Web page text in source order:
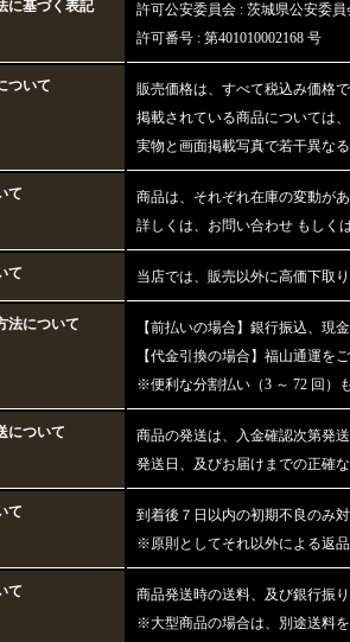
に基づく表記
許可公安委員会 : 茨城県公安委員
許可番号 : 第401010002168 号
ついて
販売価格は、すべて税込み価格
掲載されている商品については
実物と画面掲載写真で若干異な
て
商品は、それぞれ在庫の変動が
詳しくは、お問い合わせ もしく
て 当店では、販売以外に高価下取
法について
【前払いの場合】銀行振込、現
【代金引換の場合】福山通運を
※便利な分割払い（3 ～ 72 回）
について
商品の発送は、入金確認次第発
発送日、及びお届けまでの正確
て
到着後７日以内の初期不良のみ
※原則としてそれ以外による返
て
商品発送時の送料、及び銀行振
※大型商品の場合は、別途送料